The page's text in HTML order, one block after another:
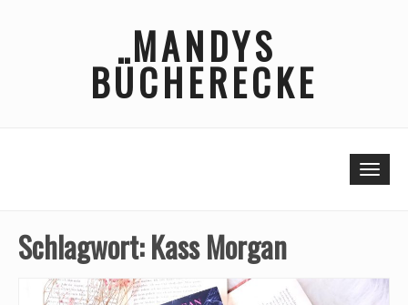
MANDYS
BÜCHERECKE
Schlagwort:Kass Morgan